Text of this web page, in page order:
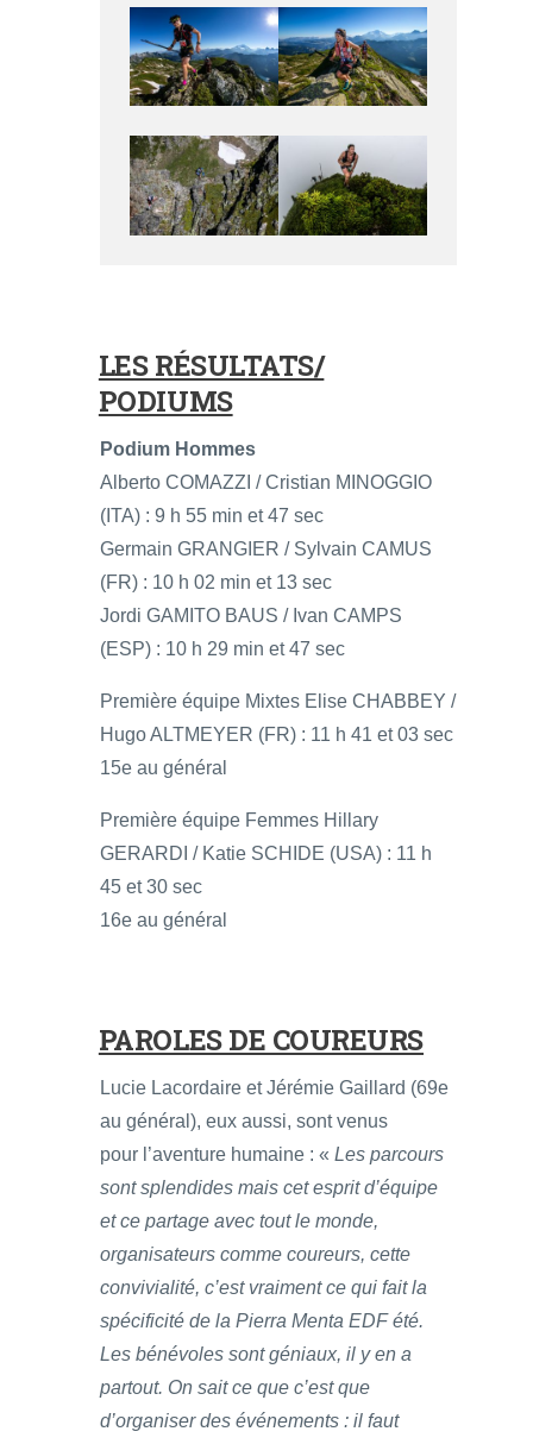
LES RÉSULTATS/
PODIUMS
Podium Hommes
Alberto COMAZZI / Cristian MINOGGIO
(ITA) : 9 h 55 min et 47 sec
Germain GRANGIER / Sylvain CAMUS
(FR) : 10 h 02 min et 13 sec
Jordi GAMITO BAUS / Ivan CAMPS
(ESP) : 10 h 29 min et 47 sec
Première équipe Mixtes Elise CHABBEY /
Hugo ALTMEYER (FR) : 11 h 41 et 03 sec
15e au général
Première équipe Femmes Hillary
GERARDI / Katie SCHIDE (USA) : 11 h
45 et 30 sec
16e au général
PAROLES DE COUREURS
Lucie Lacordaire et Jérémie Gaillard (69e
au général), eux aussi, sont venus
pour l’aventure humaine : « Les parcours
sont splendides mais cet esprit d’équipe
et ce partage avec tout le monde,
organisateurs comme coureurs, cette
convivialité, c’est vraiment ce qui fait la
spécificité de la Pierra Menta EDF été.
Les bénévoles sont géniaux, il y en a
partout. On sait ce que c’est que
d’organiser des événements : il faut